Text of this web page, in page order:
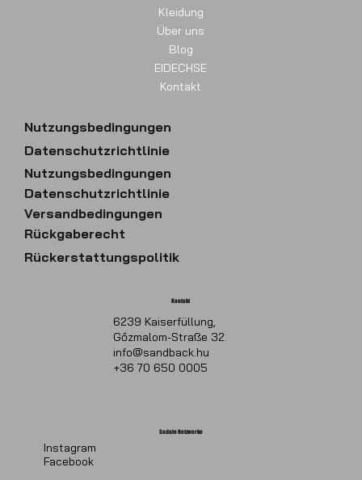
Kleidung
Über uns
Blog
EIDECHSE
Kontakt
Nutzungsbedingungen
Datenschutzrichtlinie
Nutzungsbedingungen
Datenschutzrichtlinie
Versandbedingungen
Rückgaberecht
Rückerstattungspolitik
Kontakt
6239 Kaiserfüllung,
Gőzmalom-Straße 32.
info@sandback.hu
+36 70 650 0005
Soziale Netzwerke
Instagram
Facebook